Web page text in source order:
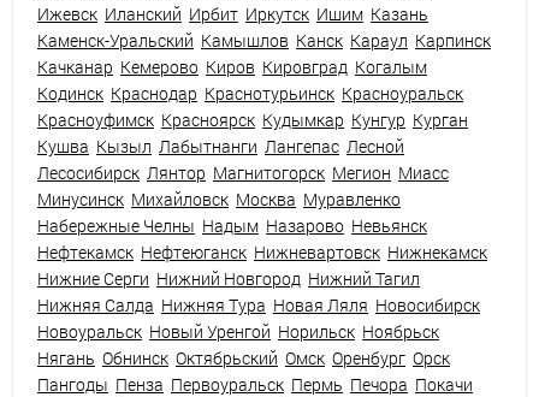
Ижевск Иланский Ирбит Иркутск Ишим Казань
Каменск-Уральский Камышлов Канск Караул Карпинск
Качканар Кемерово Киров Кировград Когалым
Кодинск Краснодар Краснотурьинск Красноуральск
Красноуфимск Красноярск Кудымкар Кунгур Курган
Кушва Кызыл Лабытнанги Лангепас Лесной
Лесосибирск Лянтор Магнитогорск Мегион Миасс
Минусинск Михайловск Москва Муравленко
Набережные Челны Надым Назарово Невьянск
Нефтекамск Нефтеюганск Нижневартовск Нижнекамск
Нижние Серги Нижний Новгород Нижний Тагил
Нижняя Салда Нижняя Тура Новая Ляля Новосибирск
Новоуральск Новый Уренгой Норильск Ноябрьск
Нягань Обнинск Октябрьский Омск Оренбург Орск
Пангоды Пенза Первоуральск Пермь Печора Покачи